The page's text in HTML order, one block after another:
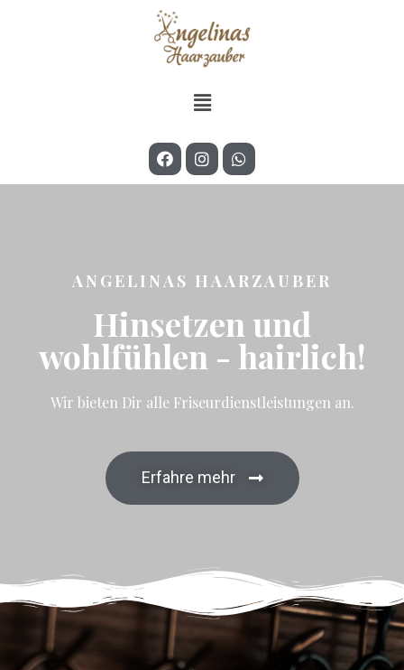
ANGELINAS HAARZAUBER
Hinsetzen und
wohlfühlen - hairlich!
Wir bieten Dir alle Friseurdienstleistungen an.
Erfahre mehr